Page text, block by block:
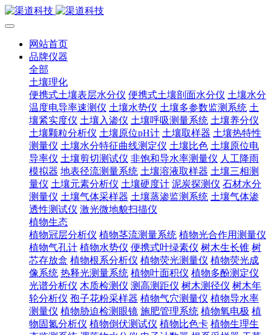
网站首页
品牌仪器
全部
土壤理化
便携式土壤表层水分仪 便携式土壤剖面水分仪 土壤水分
温度电导率速测仪 土壤水势仪 土壤多参数监测系统 土
壤紧实度仪 土壤入渗仪 土壤呼吸测量系统 土壤养分仪
土壤颗粒分析仪 土壤原位pH计 土壤取样器 土壤热特性
测量仪 土壤水分特征曲线测定仪 土壤比色 土壤原位电
导率仪 土壤剪切测试仪 非饱和导水率测量仪 人工降雨
模拟器 地表径流测量系统 土壤溶液取样器 土壤三相测
量仪 土壤元素分析仪 土壤硬度计 泥炭探测仪 石材水分
测量仪 土壤气体采样器 土壤蒸渗监测系统 土壤气体渗
透性测试仪 激光微地貌扫描仪
植物生态
植物冠层分析仪 植物茎流测量系统 植物光合作用测量仪
植物气孔计 植物水势仪 便携式叶绿素仪 树木生长锥 树
芯存放盒 植物根系分析仪 植物荧光测量仪 植物荧光成
像系统 热释光测量系统 植物叶面积仪 植物多酚测定仪
光谱分析仪 木质检测仪 测高测距仪 树木测径仪 树木年
轮分析仪 孢子花粉采样器 植物气穴测量仪 植物导水率
测量仪 植物胁迫检测眼镜 施肥管理系统 植物氧电极 植
物固氮分析仪 植物倒伏测试仪 植物比色卡 植物生理生